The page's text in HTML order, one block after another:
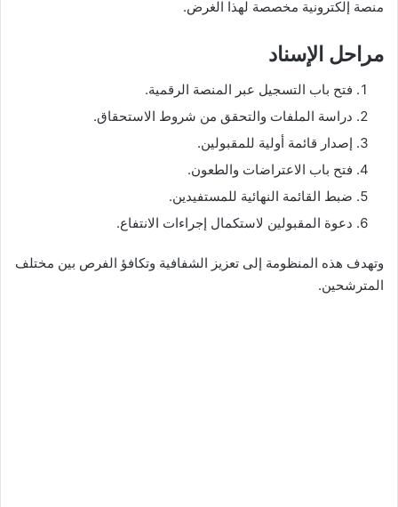
منصة إلكترونية مخصصة لهذا الغرض.
مراحل الإسناد
فتح باب التسجيل عبر المنصة الرقمية.
دراسة الملفات والتحقق من شروط الاستحقاق.
إصدار قائمة أولية للمقبولين.
فتح باب الاعتراضات والطعون.
ضبط القائمة النهائية للمستفيدين.
دعوة المقبولين لاستكمال إجراءات الانتفاع.
وتهدف هذه المنظومة إلى تعزيز الشفافية وتكافؤ الفرص بين مختلف
المترشحين.